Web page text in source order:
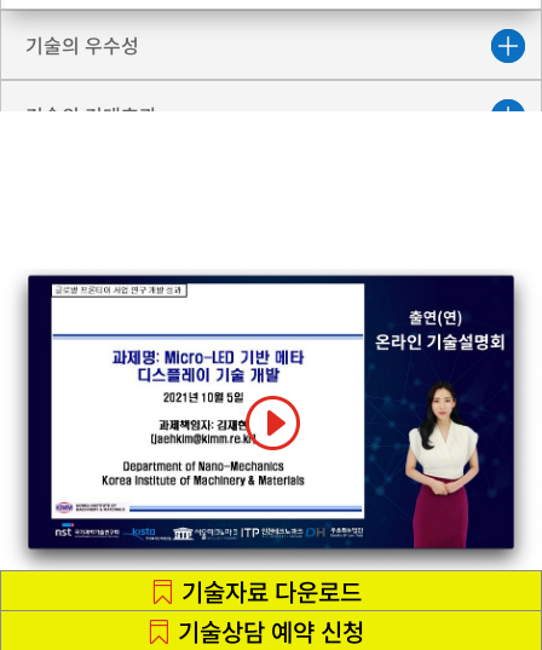
기술의 우수성
기술의 기대효과
기술자료 다운로드
기술상담 예약 신청